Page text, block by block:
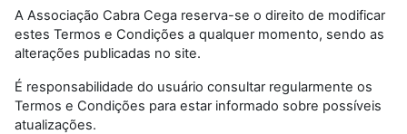
A Associação Cabra Cega reserva-se o direito de modificar
estes Termos e Condições a qualquer momento, sendo as
alterações publicadas no site.
É responsabilidade do usuário consultar regularmente os
Termos e Condições para estar informado sobre possíveis
atualizações.